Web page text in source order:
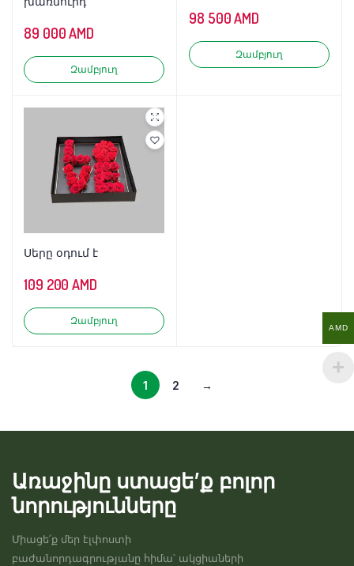
89 000AMD
Զամբյուղ
98 500AMD
Զամբյուղ
Սերը օդում է
109 200 AMD
Զամբյուղ
1 2 →
Առաջինը ստացե’ք բոլոր
նորությունները
Միացե՛ք մեր էլփոստի
բաժանորդագրությանը հիմա՝ ակցիաների
AMD